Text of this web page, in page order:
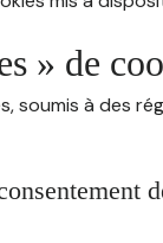
» de
soumis à des